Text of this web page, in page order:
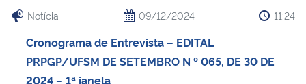
Notícia 09/12/2024 11:24
Cronograma de Entrevista – EDITAL
PRPGP/UFSM DE SETEMBRO N º 065, DE 30 DE
2024 – 1ª janela